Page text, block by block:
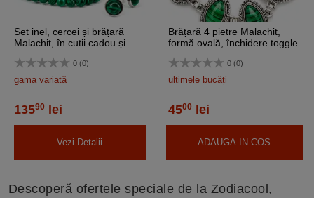
Set inel, cercei și brățară
Malachit, în cutii cadou și
0 (0)
gama variată
13590 lei
Vezi Detalii
Brățară 4 pietre Malachit,
formă ovală, închidere toggle
0 (0)
ultimele bucăți
4500 lei
ADAUGA IN COS
Descoperă ofertele speciale de la Zodiacool,